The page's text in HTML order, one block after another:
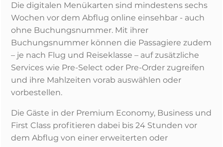
Die digitalen Menükarten sind mindestens sechs
Wochen vor dem Abflug online einsehbar - auch
ohne Buchungsnummer. Mit ihrer
Buchungsnummer können die Passagiere zudem
– je nach Flug und Reiseklasse – auf zusätzliche
Services wie Pre-Select oder Pre-Order zugreifen
und ihre Mahlzeiten vorab auswählen oder
vorbestellen.
Die Gäste in der Premium Economy, Business und
First Class profitieren dabei bis 24 Stunden vor
dem Abflug von einer erweiterten oder